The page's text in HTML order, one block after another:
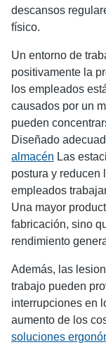
descansos
físico.
Un entorno de
positivamente la
los empleados
causados por un
pueden
Diseñado
almacén Las
postura y reducen
empleados
Una mayor
fabricación, sino
rendimiento
Además, las
trabajo pueden
interrupciones en
aumento de los
soluciones